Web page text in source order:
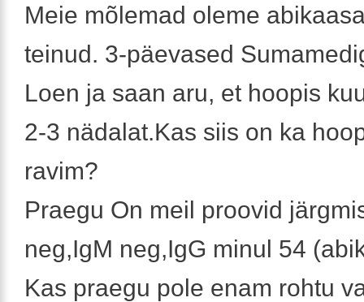
Meie mõlemad oleme
teinud. 3-päevased
Loen ja saan aru, et hoopis
2-3 nädalat.Kas siis on ka
ravim?
Praegu On meil proovid
neg,IgM neg,IgG minul 54
Kas praegu pole enam rohtu